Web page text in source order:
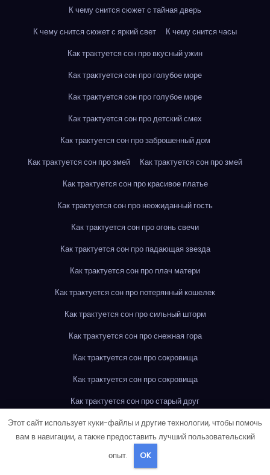
К чему снится сюжет с тайная дверь
К чему снится сюжет с яркий свет
К чему снится часы
Как трактуется сон про вкусный ужин
Как трактуется сон про голубое море
Как трактуется сон про голубое море
Как трактуется сон про детский смех
Как трактуется сон про заброшенный дом
Как трактуется сон про змей
Как трактуется сон про змей
Как трактуется сон про красивое платье
Как трактуется сон про неожиданный гость
Как трактуется сон про огонь свечи
Как трактуется сон про падающая звезда
Как трактуется сон про плач матери
Как трактуется сон про потерянный кошелек
Как трактуется сон про сильный шторм
Как трактуется сон про снежная гора
Как трактуется сон про сокровища
Как трактуется сон про сокровища
Как трактуется сон про старый друг
Как трактуется сон про улыбающийся незнакомец
Карта сайта
Кому принадлежит номер +79006413304?
Кому принадлежит номер +79397037096?
Этот сайт использует куки-файлы и другие технологии, чтобы помочь
вам в навигации, а также предоставить лучший пользовательский
опыт.
OK